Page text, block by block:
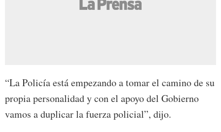
“La Policía está empezando a tomar el camino de su
propia personalidad y con el apoyo del Gobierno
vamos a duplicar la fuerza policial”, dijo.